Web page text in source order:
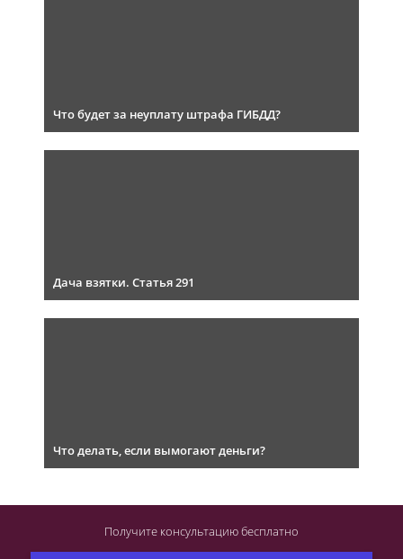
Что будет за неуплату штрафа ГИБДД?
Дача взятки. Статья 291
Что делать, если вымогают деньги?
Получите консультациюбесплатно